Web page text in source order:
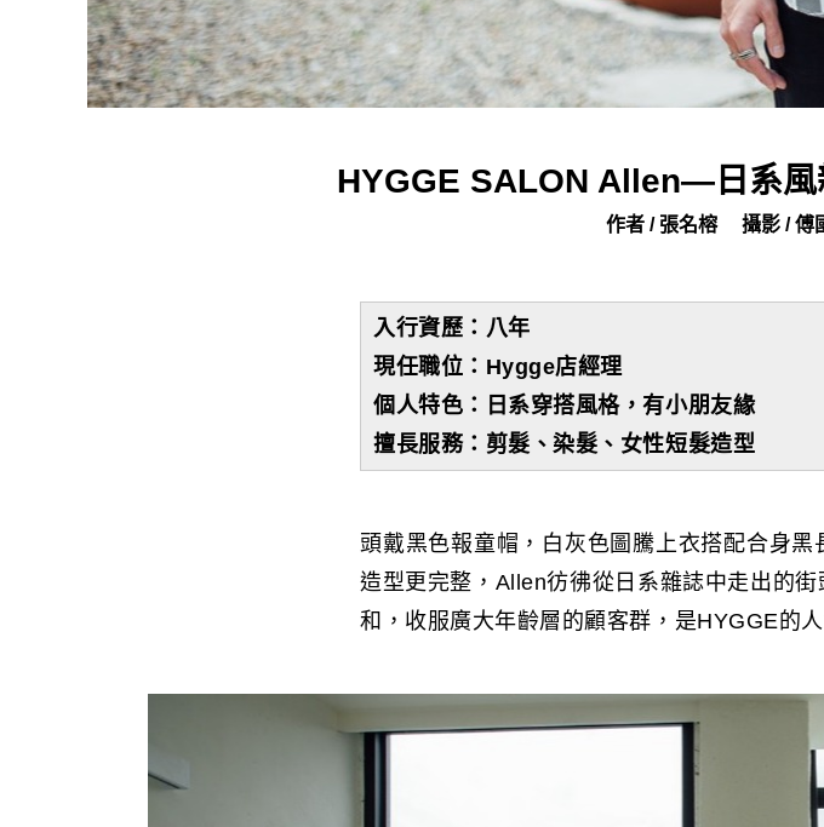
HYGGE SALON Allen—日系風
作者 / 張名榕 攝影 / 傅
入行資歷：八年
現任職位：Hygge店經理
個人特色：日系穿搭風格，有小朋友緣
擅長服務：剪髮、染髮、女性短髮造型
頭戴黑色報童帽，白灰色圖騰上衣搭配合身
造型更完整，Allen彷彿從日系雜誌中走出的
和，收服廣大年齡層的顧客群，是HYGGE的